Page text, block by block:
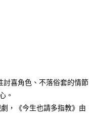
跳轉至「AFTEE先享後付」
完成結帳。
交易完成。
若您需要取消訂單，請聯絡
視為有效，需透過AFTEE先享
帳頁面顯示為準，若有關於
問，請聯繫「AFTEE先享後付
討喜角色、不落俗套的情節
。
，《今生也請多指教》由